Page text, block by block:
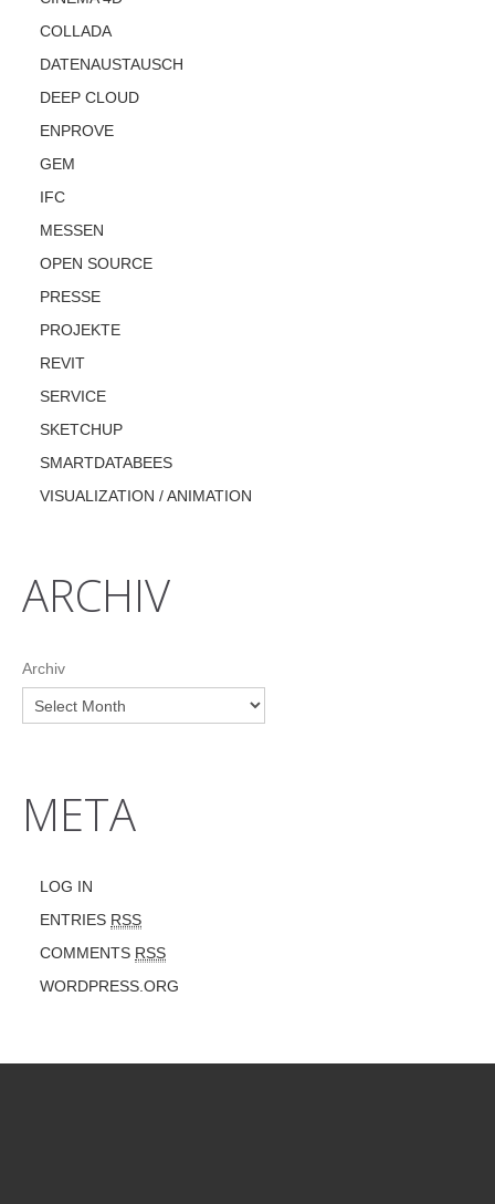
COLLADA
DATENAUSTAUSCH
DEEP CLOUD
ENPROVE
GEM
IFC
MESSEN
OPEN SOURCE
PRESSE
PROJEKTE
REVIT
SERVICE
SKETCHUP
SMARTDATABEES
VISUALIZATION / ANIMATION
ARCHIV
Archiv
META
LOG IN
ENTRIES RSS
COMMENTS RSS
WORDPRESS.ORG